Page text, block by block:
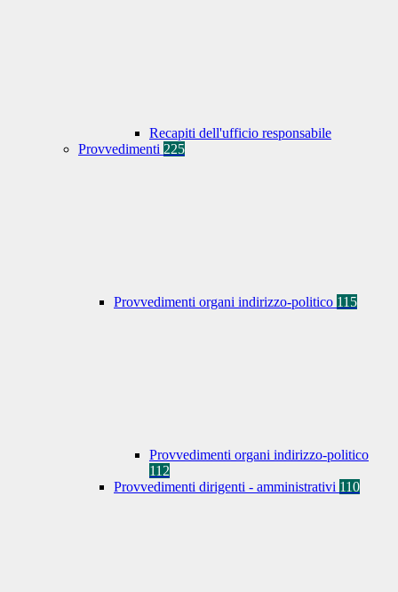
Recapiti dell'ufficio responsabile
Provvedimenti 225
Provvedimenti organi indirizzo-politico 115
Provvedimenti organi indirizzo-politico
112
Provvedimenti dirigenti - amministrativi 110